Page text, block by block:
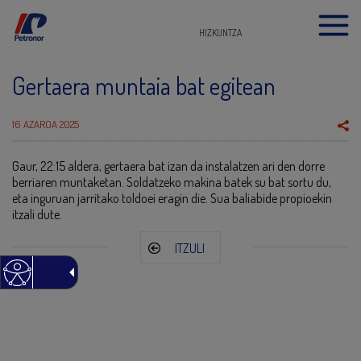
HIZKUNTZA
Gertaera muntaia bat egitean
16 AZAROA 2025
Gaur, 22:15 aldera, gertaera bat izan da instalatzen ari den dorre
berriaren muntaketan. Soldatzeko makina batek su bat sortu du,
eta inguruan jarritako toldoei eragin die. Sua baliabide propioekin
itzali dute.
ITZULI